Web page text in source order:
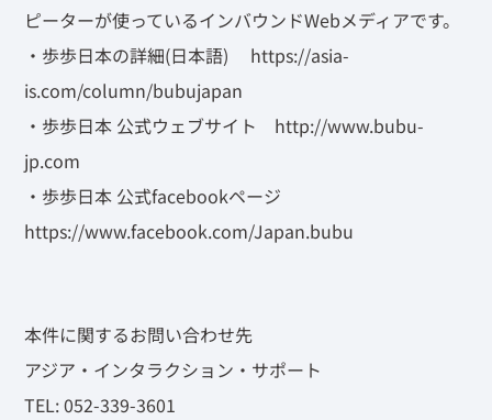
ピーターが使っているインバウンドWebメディアです。
・歩歩日本の詳細(日本語) https://asia-
is.com/column/bubujapan
・歩歩日本 公式ウェブサイト http://www.bubu-
jp.com
・歩歩日本 公式facebookページ
https://www.facebook.com/Japan.bubu
本件に関するお問い合わせ先
アジア・インタラクション・サポート
TEL: 052-339-3601